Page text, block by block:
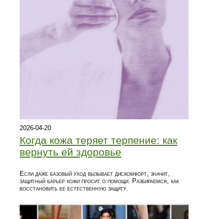
2026-04-20
Когда кожа теряет терпение: как
вернуть ей здоровье
Если даже базовый уход вызывает дискомфорт, значит,
защитный барьер кожи просит о помощи. Разбираемся, как
восстановить ее естественную защиту.